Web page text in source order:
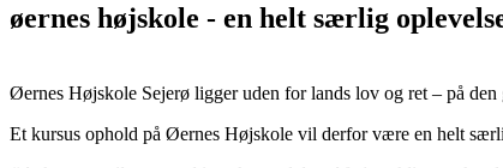
øernes højskole - en helt særlig
Øernes Højskole Sejerø ligger uden for lands lov og ret – på
Et kursus ophold på Øernes Højskole vil derfor være en helt